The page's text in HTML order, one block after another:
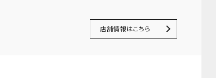
店舗情報はこちら